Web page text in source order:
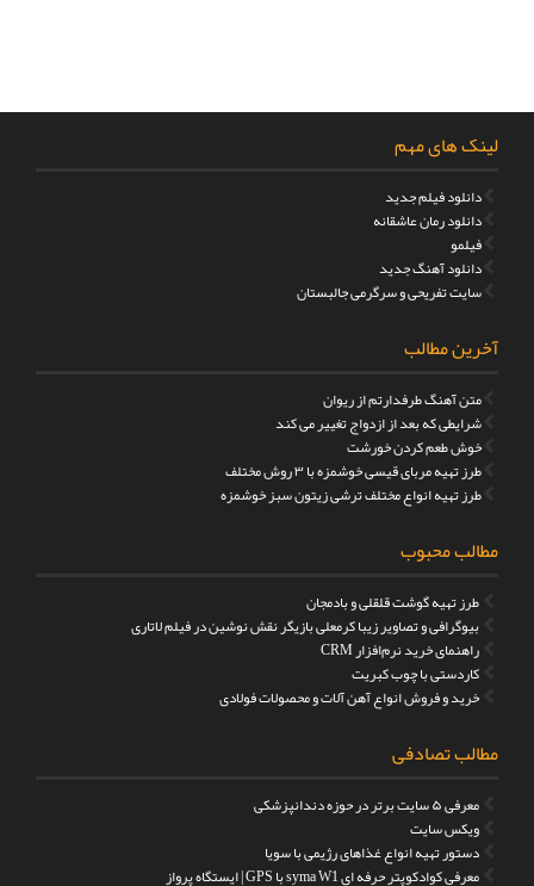
لینک های مهم
دانلود فیلم جدید
دانلود رمان عاشقانه
فیلمو
دانلود آهنگ جدید
سایت تفریحی و سرگرمی جالبستان
آخرین مطالب
متن آهنگ طرفدارتم از ریوان
شرایطی که بعد از ازدواج تغییر می کند
خوش طعم کردن خورشت
طرز تهیه مربای قیسی خوشمزه با ۳ روش مختلف
طرز تهیه انواع مختلف ترشی زیتون سبز خوشمزه
مطالب محبوب
طرز تهیه گوشت قلقلی و بادمجان
بیوگرافی و تصاویر زیبا کرمعلی بازیگر نقش نوشین در فیلم لاتاری
راهنمای خرید نرم‌افزار CRM
کاردستی با چوب کبریت
خرید و فروش انواع آهن آلات و محصولات فولادی
مطالب تصادفی
معرفی ۵ سایت برتر در حوزه دندانپزشکی
ویکس سایت
دستور تهیه انواع غذاهای رژیمی با سویا
معرفی کوادکوپتر حرفه ای syma W1 با GPS | ایستگاه پرواز